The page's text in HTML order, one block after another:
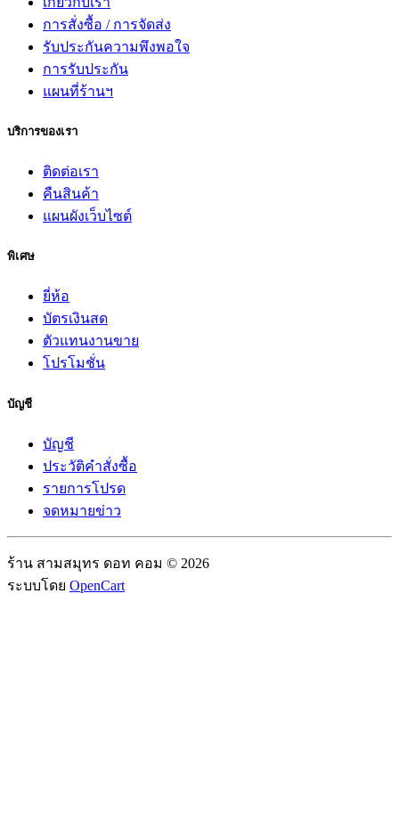
การสั่งซื้อ / การจัดส่ง
รับประกันความพึงพอใจ
การรับประกัน
แผนที่ร้านฯ
บริการของเรา
ติดต่อเรา
คืนสินค้า
แผนผังเว็บไซต์
พิเศษ
ยี่ห้อ
บัตรเงินสด
ตัวแทนงานขาย
โปรโมชั่น
บัญชี
บัญชี
ประวัติคำสั่งซื้อ
รายการโปรด
จดหมายข่าว
ร้าน สามสมุทร ดอท คอม © 2026
ระบบโดย OpenCart